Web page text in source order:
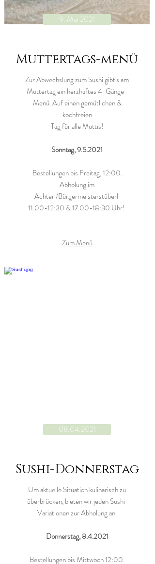
9. Mai 2021
Muttertags-menü
Zur Abwechslung zum Sushi gibt's am
Muttertag ein herzhaftes 4-Gänge-
Menü. Auf einen gemütlichen &
kochfreien
Tag für alle Muttis!
Sonntag, 9.5.2021
Bestellungen bis Freitag, 12:00.
Abholung im
Achterl/Bürgermeisterstüberl
11.00-12:30 & 17.00-18:30 Uhr!
Zum Menü
08.04.2021
Sushi-Donnerstag
Um aktuelle Situation kulinarisch zu
überbrücken, bieten wir jeden Sushi-
Variationen zur Abholung an.
Donnerstag, 8.4.2021
Bestellungen bis Mittwoch 12:00.